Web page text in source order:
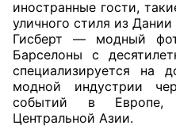
иностранные гости,
уличного стиля из
Гисберт — модный
Барселоны с
специализируется на
модной индустрии
событий в
Центральной Азии.